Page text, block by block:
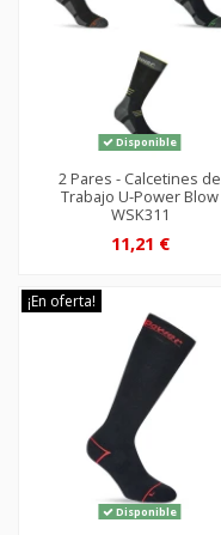
Disponible
2 Pares - Calcetines de
Trabajo U-Power Blow
WSK311
11,21 €
¡En oferta!
Disponible